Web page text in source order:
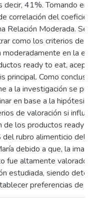
decir, 41%. Tomando en
correlación del
Relación Moderada. Se
como los criterios de
moderadamente en la
ready to eat,
principal. Como
a la investigación se
en base a la hipótesis
de valoración si
de los productos ready
del rubro alimenticio del
debido a que, la
fue altamente valorado
estudiada, siendo
preferencias de